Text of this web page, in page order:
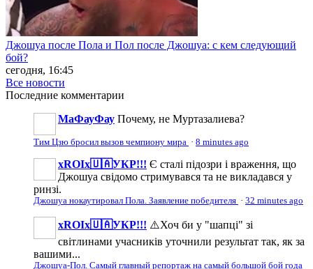
Джошуа после Пола и Пол после Джошуа: с кем следующий
бой?
сегодня, 16:45
Все новости
Последние комментарии
МаФауФау Почему, не Муртазалиева?
Тим Цзю бросил вызов чемпиону мира · 8 minutes ago
xROIx🇺🇦УКР!!! Є сталі підозри і враження, що
Джошуа свідомо стримувався та не викладався у
ринзі.
Джошуа нокаутировал Пола. Заявление победителя · 32 minutes ago
xROIx🇺🇦УКР!!! ⚠️Хоч би у "шапці" зі
світлинами учасників уточнили результат так, як за
вашими...
Джошуа-Пол. Самый главный репортаж на самый большой бой года